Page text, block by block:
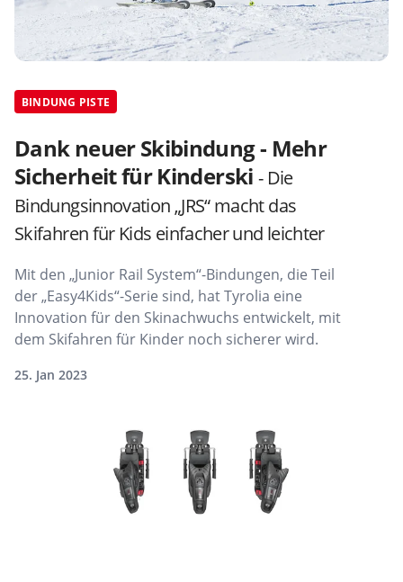
BINDUNG PISTE
Dank neuer Skibindung - Mehr
Sicherheit für Kinderski - Die
Bindungsinnovation „JRS“ macht das
Skifahren für Kids einfacher und leichter
Mit den „Junior Rail System“-Bindungen, die Teil
der „Easy4Kids“-Serie sind, hat Tyrolia eine
Innovation für den Skinachwuchs entwickelt, mit
dem Skifahren für Kinder noch sicherer wird.
25. Jan 2023